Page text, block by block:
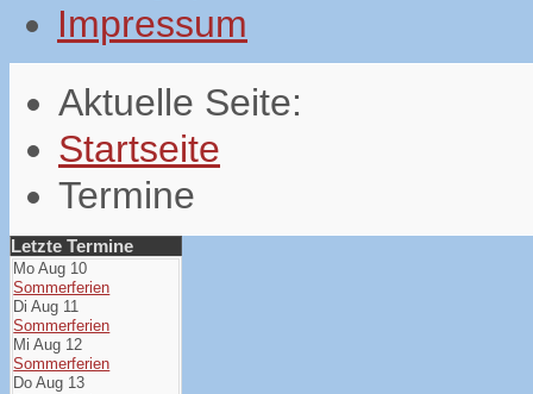
Impressum
Aktuelle Seite:
Startseite
Termine
Letzte Termine
Mo Aug 10
Sommerferien
Di Aug 11
Sommerferien
Mi Aug 12
Sommerferien
Do Aug 13